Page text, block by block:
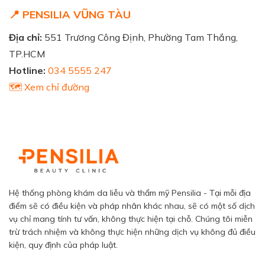
📍 PENSILIA VŨNG TÀU
Địa chỉ: 551 Trương Công Định, Phường Tam Thắng,
TP.HCM
Hotline: 034 5555 247
🗺️ Xem chỉ đường
Hệ thống phòng khám da liễu và thẩm mỹ Pensilia - Tại mỗi địa
điểm sẽ có điều kiện và pháp nhân khác nhau, sẽ có một số dịch
vụ chỉ mang tính tư vấn, không thực hiện tại chỗ. Chúng tôi miễn
trừ trách nhiệm và không thực hiện những dịch vụ không đủ điều
kiện, quy định của pháp luật.